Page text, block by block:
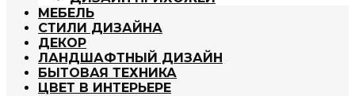
МЕБЕЛЬ
СТИЛИ ДИЗАЙНА
ДЕКОР
ЛАНДШАФТНЫЙ ДИЗАЙН
БЫТОВАЯ ТЕХНИКА
ЦВЕТ В ИНТЕРЬЕРЕ